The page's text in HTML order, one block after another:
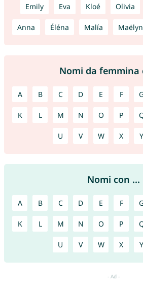
Emily Eva Kloé Olivia
Anna Éléna Malía
Nomi da femmina
A B C D E F
K L M N O P
U V W X Y
Nomi con ...
A B C D E F
K L M N O P
U V W X Y